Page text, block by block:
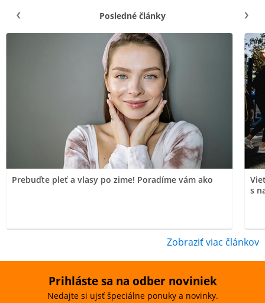
Posledné články
Prebuďte pleť a vlasy po zime! Poradíme vám ako
s
Zobraziť viac článkov
Prihláste sa na odber noviniek
Nedajte si ujsť špeciálne ponuky a novinky.